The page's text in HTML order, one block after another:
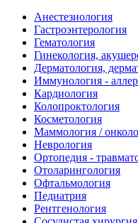
Анестезиология
Гастроэнтерология
Гематология
Гинекология,
Дерматология,
Иммунология -
Кардиология
Колопроктология
Косметология
Маммология /
Неврология
Ортопедия -
Отоларингология
Офтальмология
Педиатрия
Рентгенология